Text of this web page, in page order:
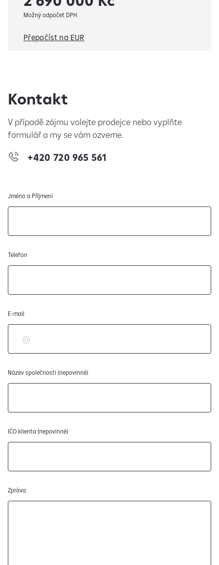
Možný odpočet DPH
Přepočíst na EUR
Kontakt
V případě zájmu volejte prodejce nebo vyplňte
formulář a my se vám ozveme.
+420 720 965 561
Jméno a Příjmení
Telefon
E-mail
Název společnosti (nepovinné)
IČO klienta (nepovinné)
Zpráva